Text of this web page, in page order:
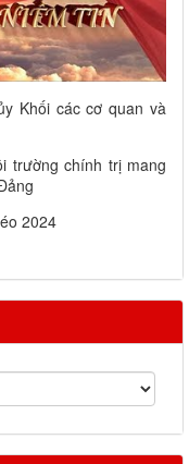
Khối các cơ quan và
trường chính trị mang
2024